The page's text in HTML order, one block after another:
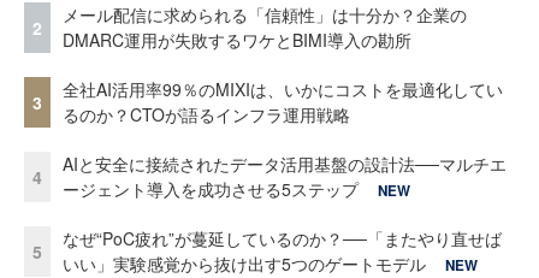
2
メール配信に求められる「信頼性」は十分か？企業の
DMARC運用が失敗するワケとBIMI導入の勘所
3
全社AI活用率99％のMIXIは、いかにコストを最適化してい
るのか？CTOが語るインフラ運用戦略
4
AIと安全に接続されたデータ活用基盤の設計法──マルチエ
ージェント導入を成功させる5ステップ
NEW
5
なぜ“PoC疲れ”が蔓延しているのか？──「またやり直せば
いい」実験感覚から抜け出す5つのゲートモデル
NEW